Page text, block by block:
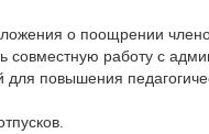
о поощрении
совместную работу с
для повышения